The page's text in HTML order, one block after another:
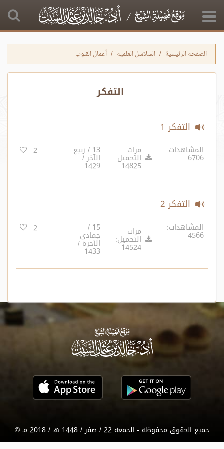
الصفحة الرئيسية السلاسل العلمية أعمال القلوب
التفكر
التفكر 1
المشاهدات:
6706
مرات
التحميل:
14825
13 / ربيع
الآخر /
1429
2
التفكر 2
المشاهدات:
4566 مرات
التحميل:
14524
15 /
جمادى
الآخرة /
1433
2
جميع الحقوق محفوظة - الجمعة 22 / صفر / 1448 هـ / 2018 مـ ©